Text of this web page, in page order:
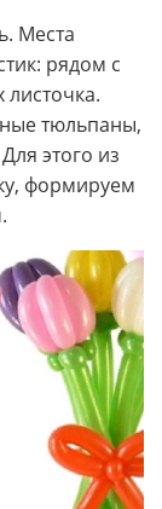
Места
рядом с
тюльпаны,
этого из
формируем